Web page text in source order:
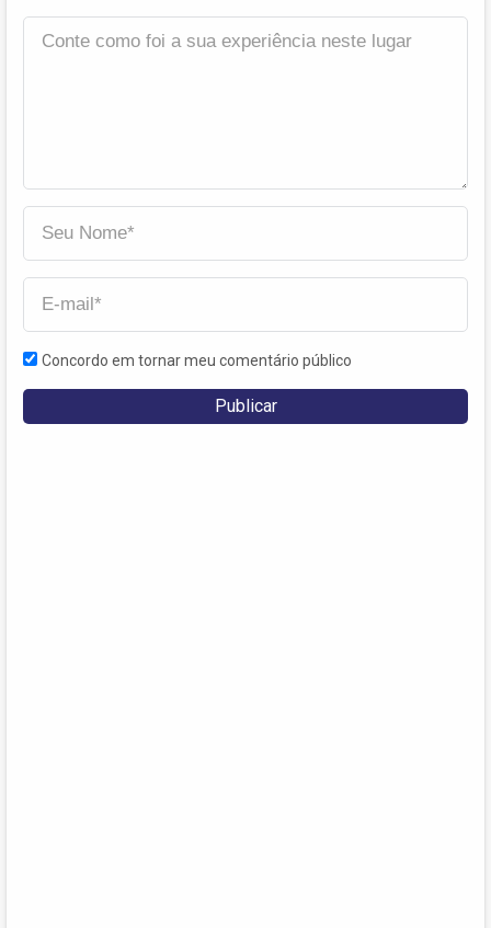
Concordo em tornar meu comentário público